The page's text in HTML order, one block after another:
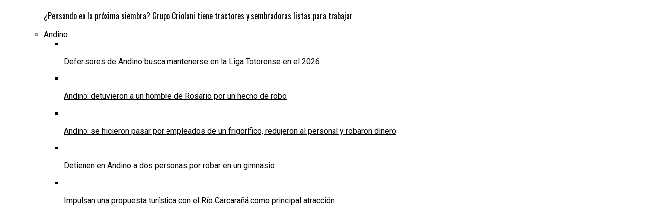
¿Pensando en la próxima siembra? Grupo Criolani tiene tractores y sembradoras listas para trabajar
Andino
Defensores de Andino busca mantenerse en la Liga Totorense en el 2026
Andino: detuvieron a un hombre de Rosario por un hecho de robo
Andino: se hicieron pasar por empleados de un frigorífico, redujeron al personal y robaron dinero
Detienen en Andino a dos personas por robar en un gimnasio
Impulsan una propuesta turística con el Río Carcarañá como principal atracción